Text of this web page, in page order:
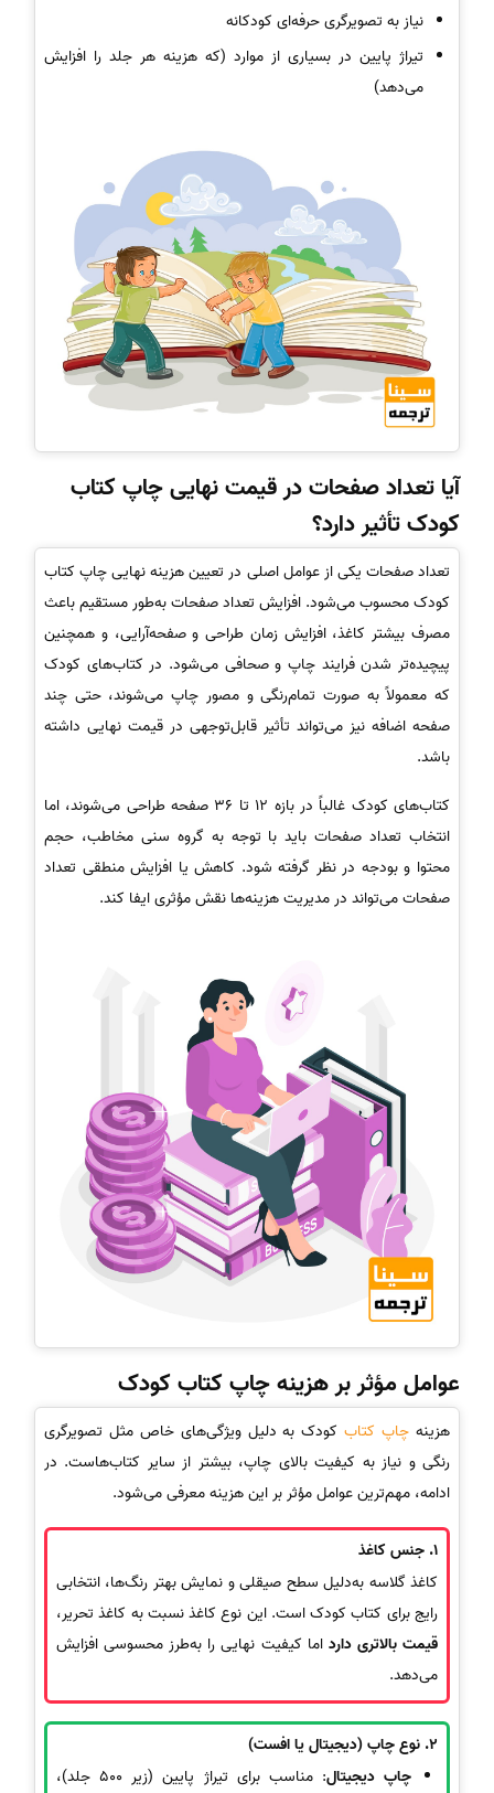
نیاز به تصویرگری حرفه‌ای کودکانه
تیراژ پایین در بسیاری از موارد (که هزینه هر جلد را افزایش
می‌دهد)
آیا تعداد صفحات در قیمت نهایی چاپ کتاب
کودک تأثیر دارد؟
تعداد صفحات یکی از عوامل اصلی در تعیین هزینه نهایی چاپ کتاب
کودک محسوب می‌شود. افزایش تعداد صفحات به‌طور مستقیم باعث
مصرف بیشتر کاغذ، افزایش زمان طراحی و صفحه‌آرایی، و همچنین
پیچیده‌تر شدن فرایند چاپ و صحافی می‌شود. در کتاب‌های کودک
که معمولاً به صورت تمام‌رنگی و مصور چاپ می‌شوند، حتی چند
صفحه اضافه نیز می‌تواند تأثیر قابل‌توجهی در قیمت نهایی داشته
باشد.
کتاب‌های کودک غالباً در بازه 12 تا 36 صفحه طراحی می‌شوند، اما
انتخاب تعداد صفحات باید با توجه به گروه سنی مخاطب، حجم
محتوا و بودجه در نظر گرفته شود. کاهش یا افزایش منطقی تعداد
صفحات می‌تواند در مدیریت هزینه‌ها نقش مؤثری ایفا کند.
عوامل مؤثر بر هزینه چاپ کتاب کودک
هزینهچاپ کتابکودک به دلیل ویژگی‌های خاص مثل تصویرگری
رنگی و نیاز به کیفیت بالای چاپ، بیشتر از سایر کتاب‌هاست. در
ادامه، مهم‌ترین عوامل مؤثر بر این هزینه معرفی می‌شود.
1. جنس کاغذ
کاغذ گلاسه به‌دلیل سطح صیقلی و نمایش بهتر رنگ‌ها، انتخابی
رایج برای کتاب کودک است. این نوع کاغذ نسبت به کاغذ تحریر،
قیمت بالاتری دارد اما کیفیت نهایی را به‌طرز محسوسی افزایش
می‌دهد.
2. نوع چاپ (دیجیتال یا افست)
چاپ دیجیتال
: مناسب برای تیراژ پایین (زیر 500 جلد)،